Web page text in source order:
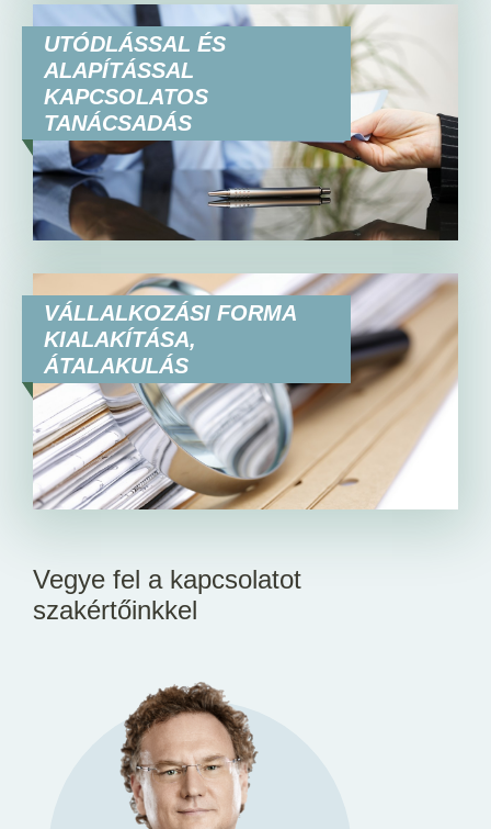
UTÓDLÁSSAL ÉS
ALAPÍTÁSSAL
KAPCSOLATOS
TANÁCSADÁS
VÁLLALKOZÁSI FORMA
KIALAKÍTÁSA,
ÁTALAKULÁS
Vegye fel a kapcsolatot
szakértőinkkel